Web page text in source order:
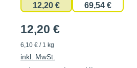
12,20 € 69,54 €
12,20 €
6,10 € / 1 kg
inkl. MwSt.